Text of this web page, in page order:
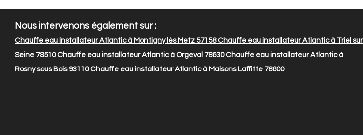
Nous intervenons également sur :
Chauffe eau installateur Atlantic à Montigny lès Metz 57158Chauffe eau installateur Atlantic à Triel sur
Seine 78510Chauffe eau installateur Atlantic à Orgeval 78630Chauffe eau installateur Atlantic à
Rosny sous Bois 93110Chauffe eau installateur Atlantic à Maisons Laffitte 78600